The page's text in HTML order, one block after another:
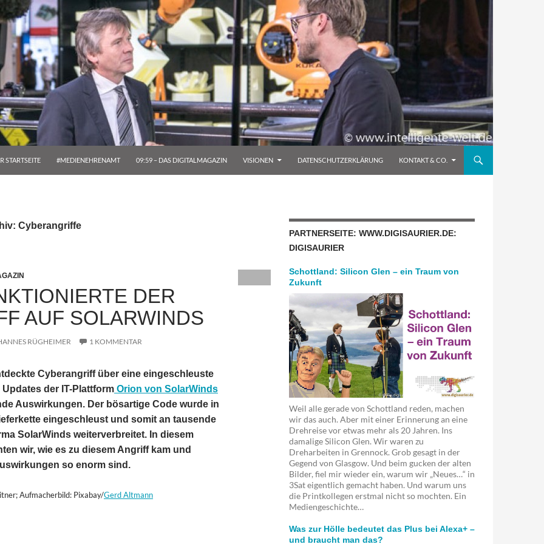
STARTSEITE #MEDIENEHRENAMT 09:59 – DAS DIGITALMAGAZIN VISIONEN DATENSCHUTZERKLÄRUNG KONTAKT & CO.
Cyberangriffe
DER
AUF SOLARWINDS
RÜGHEIMER 1 KOMMENTAR
Cyberangriff über eine eingeschleuste
der IT-Plattform Orion von SolarWinds
Auswirkungen. Der bösartige Code wurde in
eingeschleust und somit an tausende
SolarWinds weiterverbreitet. In diesem
wir, wie es zu diesem Angriff kam und
so enorm sind.
Aufmacherbild: Pixabay/Gerd Altmann
Angriff auf SolarWinds
PARTNERSEITE: WWW.DIGISAURIER.DE:
DIGISAURIER
Schottland: Silicon Glen – ein Traum von
Zukunft
Weil alle gerade von Schottland reden, machen
wir das auch. Aber mit einer Erinnerung an eine
Drehreise vor etwas mehr als 20 Jahren. Ins
damalige Silicon Glen. Wir waren zu
Dreharbeiten in Grennock. Grob gesagt in der
Gegend von Glasgow. Und beim gucken der alten
Bilder, fiel mir wieder ein, warum wir „Neues…“ in
3Sat eigentlich gemacht haben. Und warum uns
die Printkollegen erstmal nicht so mochten. Ein
Mediengeschichte…
Was zur Hölle bedeutet das Plus bei Alexa+ –
und braucht man das?